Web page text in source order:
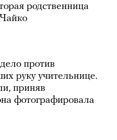
родственница
против
руку учительнице.
приняв
фотографировала